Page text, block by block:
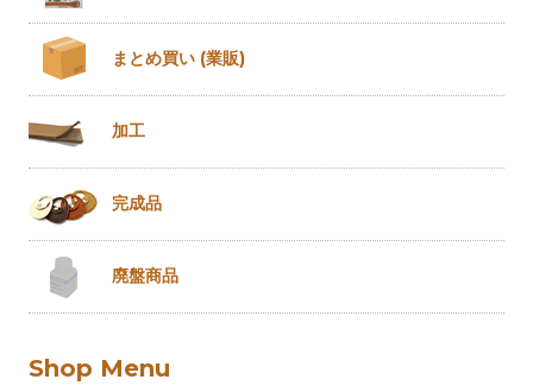
まとめ買い (業販)
加工
完成品
廃盤商品
Shop Menu